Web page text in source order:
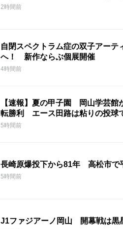
2時間前
自閉スペクトラム症の双子アーテ
へ！ 新作ならぶ個展開催
4時間前
【速報】夏の甲子園 岡山学芸館
転勝利 エース田路は粘りの投球
5時間前
長崎原爆投下から81年 高松市で
5時間前
J1ファジアーノ岡山 開幕戦は黒